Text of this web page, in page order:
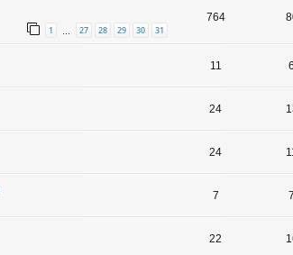
1 27 28 29 30 31
764
11
24
24
7
22